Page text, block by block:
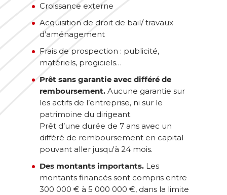
Croissance externe
Acquisition de droit de bail/ travaux
d’aménagement
Frais de prospection : publicité,
matériels, progiciels…
Prêt sans garantie avec différé de
remboursement.Aucune garantie sur
les actifs de l’entreprise, ni sur le
patrimoine du dirigeant.
Prêt d’une durée de 7 ans avec un
différé de remboursement en capital
pouvant aller jusqu'à 24 mois.
Des montants importants.Les
montants financés sont compris entre
300 000 € à 5 000 000 €, dans la limite